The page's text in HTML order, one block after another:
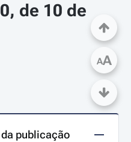
de 10 de
publicação
AA